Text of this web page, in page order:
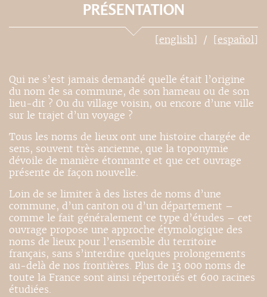
PRÉSENTATION
[english] [español]
Qui ne s’est jamais demandé quelle était l’origine
du nom de sa commune, de son hameau ou de son
lieu-dit ? Ou du village voisin, ou encore d’une ville
sur le trajet d’un voyage ?
Tous les noms de lieux ont une histoire chargée de
sens, souvent très ancienne, que la toponymie
dévoile de manière étonnante et que cet ouvrage
présente de façon nouvelle.
Loin de se limiter à des listes de noms d’une
commune, d’un canton ou d’un département –
comme le fait généralement ce type d’études – cet
ouvrage propose une approche étymologique des
noms de lieux pour l’ensemble du territoire
français, sans s’interdire quelques prolongements
au-delà de nos frontières. Plus de 13 000 noms de
toute la France sont ainsi répertoriés et 600 racines
étudiées.